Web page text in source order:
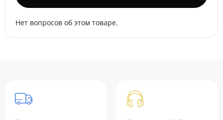
Нет вопросов об этом товаре.